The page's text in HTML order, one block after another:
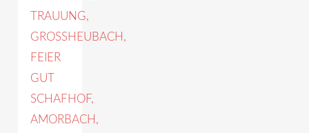
TRAUUNG,
GROSSHEUBACH,
FEIER
GUT
SCHAFHOF,
AMORBACH,